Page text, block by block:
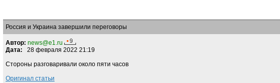
Россия и Украина завершили переговоры
Автор: news@e1.ru
Дата: 28 февраля 2022 21:19
Стороны разговаривали около пяти часов
Оригинал статьи